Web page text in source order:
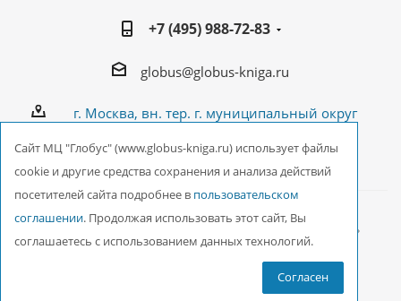
+7 (495) 988-72-83
globus@globus-kniga.ru
г. Москва, вн. тер. г. муниципальный округ
2026 © ООО Межрегиональный Центр «Глобус»
Cайт МЦ "Глобус" (www.globus-kniga.ru) использует файлы
cookie и другие средства сохранения и анализа действий
посетителей сайта подробнее в пользовательском
соглашении. Продолжая использовать этот сайт, Вы
соглашаетесь с использованием данных технологий.
Согласен